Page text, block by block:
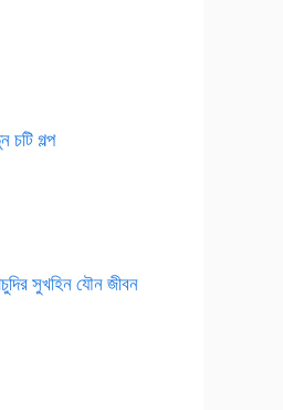
চটি গল্প
সুখহিন যৌন জীবন